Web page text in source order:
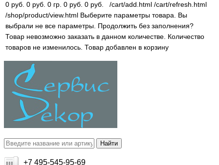
0 руб. 0 руб. 0 гр. 0 руб. 0 руб. /cart/add.html /cart/refresh.html
/shop/product/view.html Выберите параметры товара.
Вы
выбрали не все параметры. Продолжить без заполнения?
Товар невозможно заказать в данном количестве. Количество
товаров не изменилось. Товар добавлен в корзину
+7 495-545-95-69